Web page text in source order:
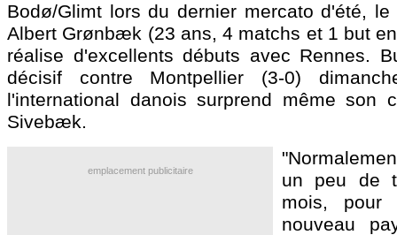
Bodø/Glimt lors du dernier mercato d'été,
Albert Grønbæk (23 ans, 4 matchs et 1 but
réalise d'excellents débuts avec Rennes.
décisif contre Montpellier (3-0)
l'international danois surprend même son
Sivebæk.
emplacement publicitaire
un peu de
mois, pour
nouveau